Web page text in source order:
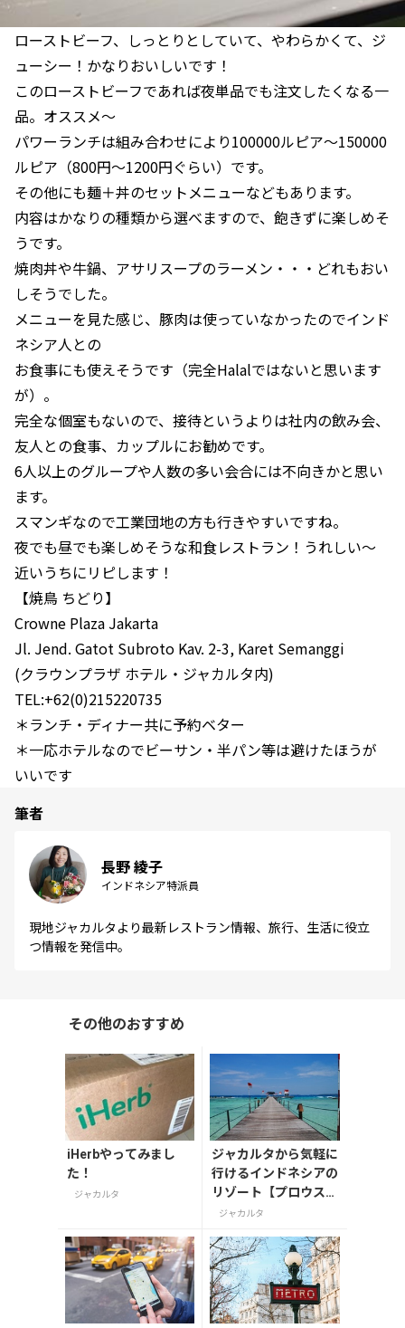
ローストビーフ、しっとりとしていて、やわらかくて、ジ
ューシー！かなりおいしいです！
このローストビーフであれば夜単品でも注文したくなる一
品。オススメ～
パワーランチは組み合わせにより100000ルピア～150000
ルピア（800円～1200円ぐらい）です。
その他にも麺＋丼のセットメニューなどもあります。
内容はかなりの種類から選べますので、飽きずに楽しめそ
うです。
焼肉丼や牛鍋、アサリスープのラーメン・・・どれもおい
しそうでした。
メニューを見た感じ、豚肉は使っていなかったのでインド
ネシア人との
お食事にも使えそうです（完全Halalではないと思います
が）。
完全な個室もないので、接待というよりは社内の飲み会、
友人との食事、カップルにお勧めです。
6人以上のグループや人数の多い会合には不向きかと思い
ます。
スマンギなので工業団地の方も行きやすいですね。
夜でも昼でも楽しめそうな和食レストラン！うれしい～
近いうちにリピします！
【焼鳥 ちどり】
Crowne Plaza Jakarta
Jl. Jend. Gatot Subroto Kav. 2-3, Karet Semanggi
(クラウンプラザ ホテル・ジャカルタ内)
TEL:+62(0)215220735
＊ランチ・ディナー共に予約ベター
＊一応ホテルなのでビーサン・半パン等は避けたほうが
いいです
筆者
長野 綾子
インドネシア特派員
現地ジャカルタより最新レストラン情報、旅行、生活に役立
つ情報を発信中。
その他のおすすめ
iHerbやってみまし
た！
ジャカルタ
ジャカルタから気軽に
行けるインドネシアの
リゾート【プロウスリ
ブ(千の島)】
ジャカルタ